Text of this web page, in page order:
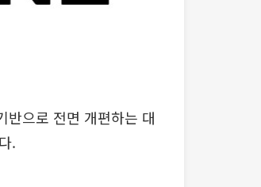
반으로 전면 개편하는 대
.